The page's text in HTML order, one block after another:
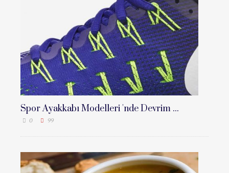
Spor Ayakkabı Modelleri 'nde Devrim ...
0 99